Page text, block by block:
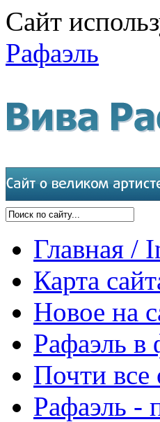
Сайт
Рафаэль
Главная /
Карта
Новое на
Рафаэль в
Почти все
Рафаэль -